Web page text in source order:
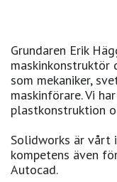
Grundaren Erik
maskinkonstruktör
som mekaniker,
maskinförare. Vi
plastkonstruktion
Solidworks är vårt
kompetens även
Autocad.